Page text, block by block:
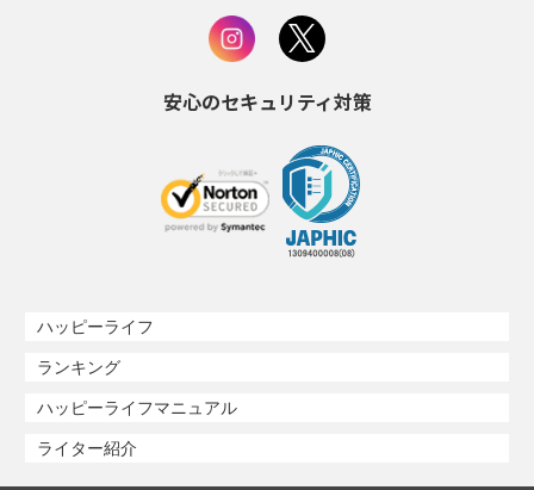
安心のセキュリティ対策
ハッピーライフ
ランキング
ハッピーライフマニュアル
ライター紹介